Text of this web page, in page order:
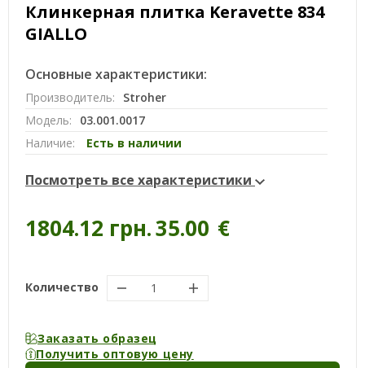
Клинкерная плитка Keravette 834
GIALLO
Основные характеристики:
Производитель:
Stroher
Модель:
03.001.0017
Наличие:
Есть в наличии
Посмотреть все характеристики
1804.12 грн.35.00 €
Количество
Заказать образец
Получить оптовую цену